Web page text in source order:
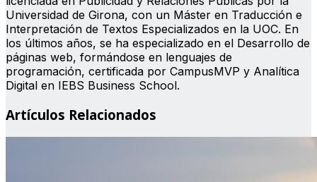
Universidad de Girona, con un Máster en Traducción e
Interpretación de Textos Especializados en la UOC. En
los últimos años, se ha especializado en el Desarrollo de
páginas web, formándose en lenguajes de
programación, certificada por CampusMVP y Analítica
Digital en IEBS Business School.
Artículos Relacionados